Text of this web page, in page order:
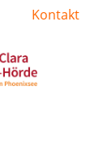
Kontakt